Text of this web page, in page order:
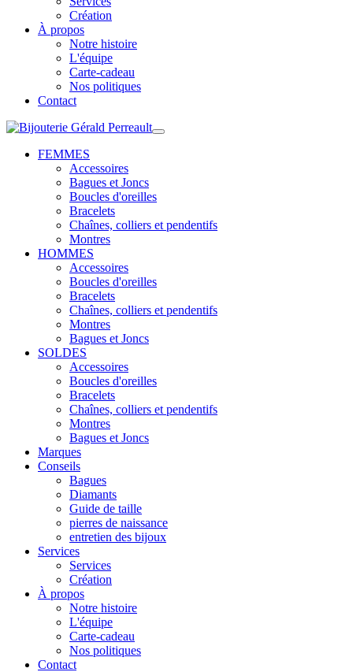
Création
À propos
Notre histoire
L'équipe
Carte-cadeau
Nos politiques
Contact
FEMMES
Accessoires
Bagues et Joncs
Boucles d'oreilles
Bracelets
Chaînes, colliers et pendentifs
Montres
HOMMES
Accessoires
Boucles d'oreilles
Bracelets
Chaînes, colliers et pendentifs
Montres
Bagues et Joncs
SOLDES
Accessoires
Boucles d'oreilles
Bracelets
Chaînes, colliers et pendentifs
Montres
Bagues et Joncs
Marques
Conseils
Bagues
Diamants
Guide de taille
pierres de naissance
entretien des bijoux
Services
Services
Création
À propos
Notre histoire
L'équipe
Carte-cadeau
Nos politiques
Contact